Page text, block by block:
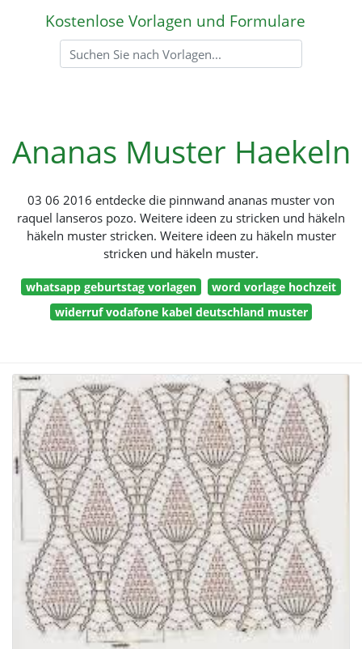
Kostenlose Vorlagen und Formulare
Ananas Muster Haekeln
03 06 2016 entdecke die pinnwand ananas muster von
raquel lanseros pozo. Weitere ideen zu stricken und häkeln
häkeln muster stricken. Weitere ideen zu häkeln muster
stricken und häkeln muster.
whatsapp geburtstag vorlagen
word vorlage hochzeit
widerruf vodafone kabel deutschland muster